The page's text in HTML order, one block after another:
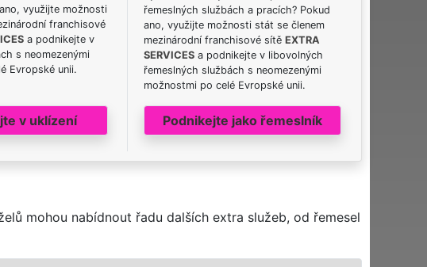
využijte možnosti
franchisové
a podnikejte v
s neomezenými
Evropské unii.
v uklízení
řemeslných službách a pracích? Pokud
ano, využijte možnosti stát se členem
mezinárodní franchisové sítěEXTRA
SERVICES a podnikejte v libovolných
řemeslných službách s neomezenými
možnostmi po celé Evropské unii.
Podnikejte jako řemeslník
mohou nabídnout řadu dalších extra služeb, od řemesel